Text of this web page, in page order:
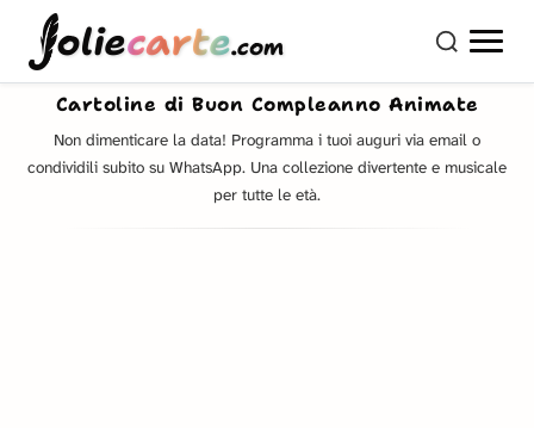
oliecarte.com
Cartoline di Buon Compleanno Animate
Non dimenticare la data! Programma i tuoi auguri via email o
condividili subito su WhatsApp. Una collezione divertente e musicale
per tutte le età.